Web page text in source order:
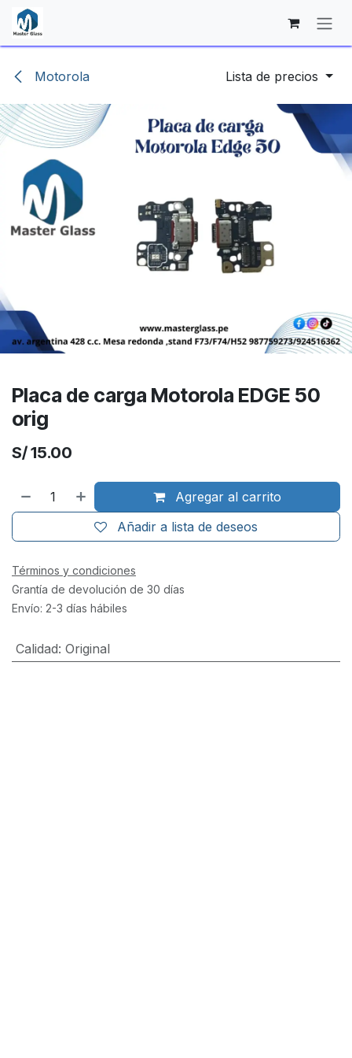
Ir al contenido
Motorola Lista de precios
Placa de carga Motorola EDGE 50
orig
S/15.00
Agregar al carrito
Añadir a lista de deseos
Términos y condiciones
Grantía de devolución de 30 días
Envío: 2-3 días hábiles
Calidad: Original